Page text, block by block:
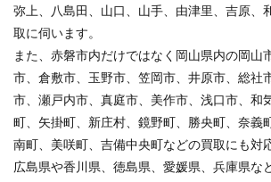
弥上、八島田、山口、山手、由津里、吉原、
取に伺います。
また、赤磐市内だけではなく岡山県内の岡山
市、倉敷市、玉野市、笠岡市、井原市、総社
市、瀬戸内市、真庭市、美作市、浅口市、和
町、矢掛町、新庄村、鏡野町、勝央町、奈義
南町、美咲町、吉備中央町などの買取にも対
広島県や香川県、徳島県、愛媛県、兵庫県な